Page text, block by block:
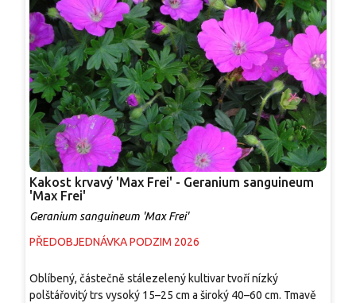
Kakost krvavý 'Max Frei' - Geranium sanguineum
'Max Frei'
Geranium sanguineum 'Max Frei'
PŘEDOBJEDNÁVKA PODZIM 2026
Oblíbený, částečně stálezelený kultivar tvoří nízký
polštářovitý trs vysoký 15–25 cm a široký 40–60 cm. Tmavě